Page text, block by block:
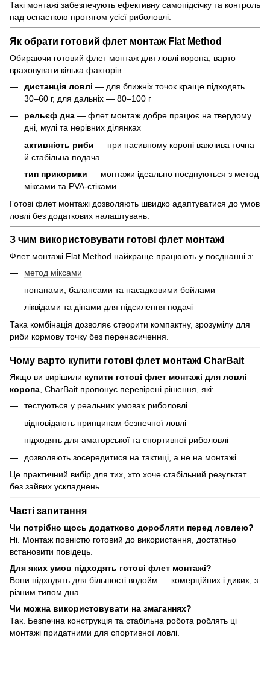
Такі монтажі забезпечують ефективну самопідсічку та контроль
над оснасткою протягом усієї риболовлі.
Як обрати готовий флет монтаж Flat Method
Обираючи готовий флет монтаж для ловлі коропа, варто
враховувати кілька факторів:
дистанція ловлі — для ближніх точок краще підходять
30–60 г, для дальніх — 80–100 г
рельєф дна — флет монтаж добре працює на твердому
дні, мулі та нерівних ділянках
активність риби — при пасивному коропі важлива точна
й стабільна подача
тип прикормки — монтажи ідеально поєднуються з метод
міксами та PVA-стіками
Готові флет монтажі дозволяють швидко адаптуватися до умов
ловлі без додаткових налаштувань.
З чим використовувати готові флет монтажі
Флет монтажі Flat Method найкраще працюють у поєднанні з:
метод міксами
попапами, балансами та насадковими бойлами
ліквідами та діпами для підсилення подачі
Така комбінація дозволяє створити компактну, зрозумілу для
риби кормову точку без перенасичення.
Чому варто купити готові флет монтажі CharBait
Якщо ви вирішили купити готові флет монтажі для ловлі
коропа, CharBait пропонує перевірені рішення, які:
тестуються у реальних умовах риболовлі
відповідають принципам безпечної ловлі
підходять для аматорської та спортивної риболовлі
дозволяють зосередитися на тактиці, а не на монтажі
Це практичний вибір для тих, хто хоче стабільний результат
без зайвих ускладнень.
Часті запитання
Чи потрібно щось додатково доробляти перед ловлею?
Ні. Монтаж повністю готовий до використання, достатньо
встановити повідець.
Для яких умов підходять готові флет монтажі?
Вони підходять для більшості водойм — комерційних і диких, з
різним типом дна.
Чи можна використовувати на змаганнях?
Так. Безпечна конструкція та стабільна робота роблять ці
монтажі придатними для спортивної ловлі.